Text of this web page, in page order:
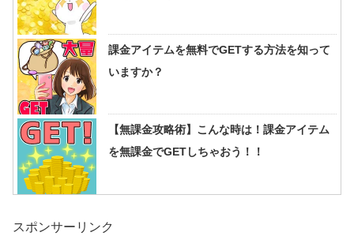
課金アイテムを無料でGETする方法を知って
いますか？
【無課金攻略術】こんな時は！課金アイテム
を無課金でGETしちゃおう！！
スポンサーリンク